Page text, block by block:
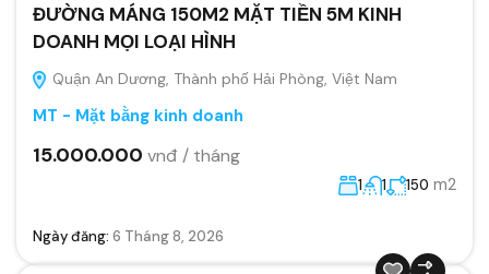
ĐƯỜNG MÁNG 150M2 MẶT TIỀN 5M KINH
DOANH MỌI LOẠI HÌNH
Quận An Dương, Thành phố Hải Phòng, Việt Nam
MT - Mặt bằng kinh doanh
15.000.000 vnđ / tháng
1 1 150 m2
Ngày đăng: 6 Tháng 8, 2026